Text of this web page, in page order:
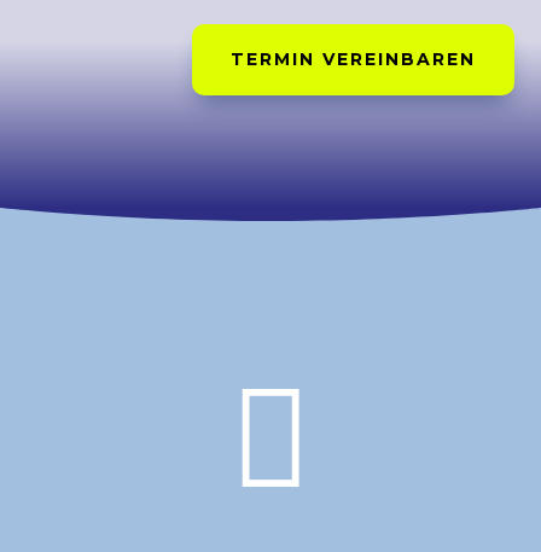
TERMIN VEREINBAREN
